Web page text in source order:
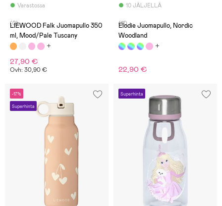
Varastossa
(0)
LIEWOOD Falk Juomapullo 350
ml, Mood/Pale Tuscany
27,90 €
Ovh: 30,90 €
10 JÄLJELLÄ
(11)
Elodie Juomapullo, Nordic
Woodland
22,90 €
-17%
Superhinta
Superhinta